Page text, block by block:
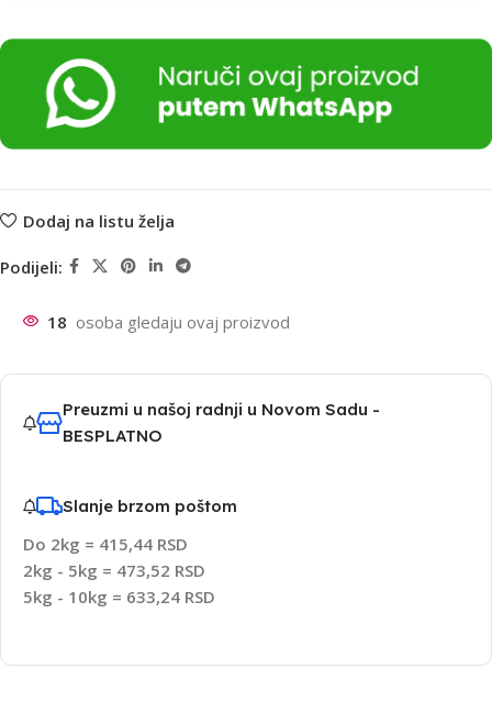
Dodaj na listu želja
Podijeli:
18 osoba gledaju ovaj proizvod
Preuzmi u našoj radnji u Novom Sadu -
BESPLATNO
Slanje brzom poštom
Do 2kg = 415,44 RSD
2kg - 5kg = 473,52 RSD
5kg - 10kg = 633,24 RSD